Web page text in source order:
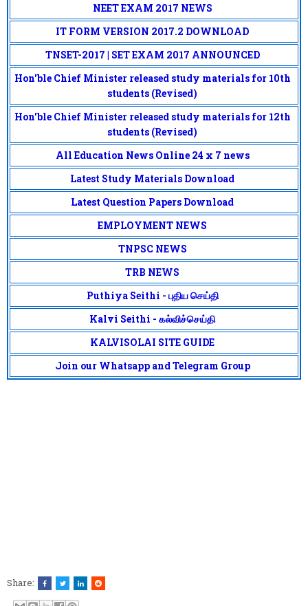
NEET EXAM 2017 NEWS
IT FORM VERSION 2017.2 DOWNLOAD
TNSET-2017 | SET EXAM 2017 ANNOUNCED
Hon'ble Chief Minister released study materials for 10th
students (Revised)
Hon'ble Chief Minister released study materials for 12th
students (Revised)
All Education News Online 24 x 7 news
Latest Study Materials Download
Latest Question Papers Download
EMPLOYMENT NEWS
TNPSC NEWS
TRB NEWS
Puthiya Seithi - புதிய செய்தி
Kalvi Seithi - கல்விச்செய்தி
KALVISOLAI SITE GUIDE
Join our Whatsapp and Telegram Group
Share: